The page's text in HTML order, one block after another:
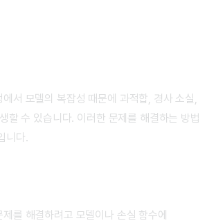
서 모델의 복잡성 때문에 과적합, 경사 소실,
할 수 있습니다. 이러한 문제를 해결하는 방법
니다.
를 해결하려고 모델이나 손실 함수에